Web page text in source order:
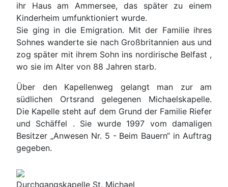
ihr Haus am Ammersee, das später zu einem
Kinderheim umfunktioniert wurde.
Sie ging in die Emigration. Mit der Familie ihres
Sohnes wanderte sie nach Großbritannien aus und
zog später mit ihrem Sohn ins nordirische Belfast ,
wo sie im Alter von 88 Jahren starb.
Über den Kapellenweg gelangt man zur am
südlichen Ortsrand gelegenen Michaelskapelle.
Die Kapelle steht auf dem Grund der Familie Riefer
und Schäffel . Sie wurde 1997 vom damaligen
Besitzer „Anwesen Nr. 5 - Beim Bauern“ in Auftrag
gegeben.
Durchgangskapelle St. Michael